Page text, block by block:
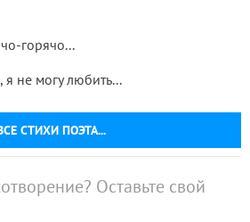
СТИХИ ПОЭТА...
горячо...
я не могу любить...
Оставьте свой